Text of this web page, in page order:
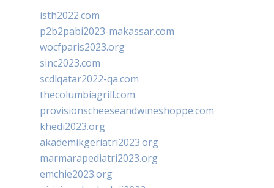
isth2022.com
p2b2pabi2023-makassar.com
wocfparis2023.org
sinc2023.com
scdlqatar2022-qa.com
thecolumbiagrill.com
provisionscheeseandwineshoppe.com
khedi2023.org
akademikgeriatri2023.org
marmarapediatri2023.org
emchie2023.org